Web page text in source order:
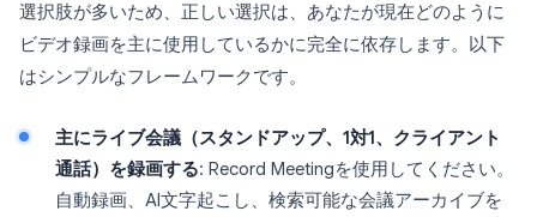
選択肢が多いため、正しい選択は、あなたが現在どのように
ビデオ録画を主に使用しているかに完全に依存します。以下
はシンプルなフレームワークです。
主にライブ会議（スタンドアップ、1対1、クライアント
通話）を録画する: Record Meetingを使用してください。
自動録画、AI文字起こし、検索可能な会議アーカイブを